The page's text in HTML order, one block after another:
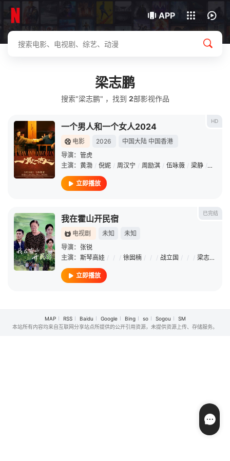
APP
下载客户端
梁志鹏
搜索"梁志鹏" ，找到 2部影视作品
HD
一个男人和一个女人2024
电影 2026 中国大陆 中国香港
导演： 管虎
主演： 黄渤 / 倪妮 / 周汉宁 / 周励淇 / 伍咏薇 / 梁静 / 颜卓灵
立即播放
已完结
我在霍山开民宿
电视剧 未知
未知
导演： 张锐
主演： 斯琴高娃 / / / 徐囡楠 / / / 战立国 / / / 梁志鹏
立即播放
MAP RSS Baidu Google Bing so Sogou
SM
本站所有内容均来自互联网分享站点所提供的公开引用资源，未提供资源上传、存储服务。